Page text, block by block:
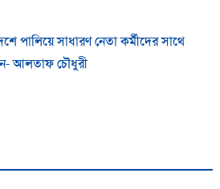
পালিয়ে সাধারণ নেতা কর্মীদের সাথে
আলতাফ চৌধুরী